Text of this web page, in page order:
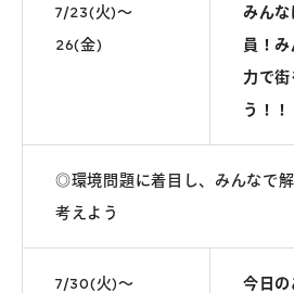
7/23(火)～
26(金)
みん
員！
力で
う！！
◎環境問題に着目し、みんなで
考えよう
7/30(火)～ 今日